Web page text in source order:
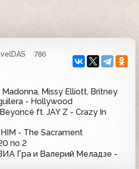
786
Missy Elliott, Britney
- Hollywood
ft. JAY Z - Crazy In
- The Sacrament
по 2
Гра и Валерий Меладзе -